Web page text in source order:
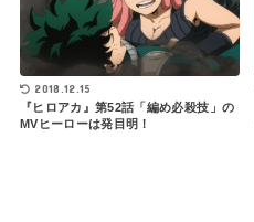
2018.12.15
『ヒロアカ』第52話「編め必殺技」の
MVヒーローは発目明！